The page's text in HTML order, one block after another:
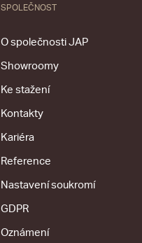
SPOLEČNOST
O společnosti JAP
Showroomy
Ke stažení
Kontakty
Kariéra
Reference
Nastavení soukromí
GDPR
Oznámení